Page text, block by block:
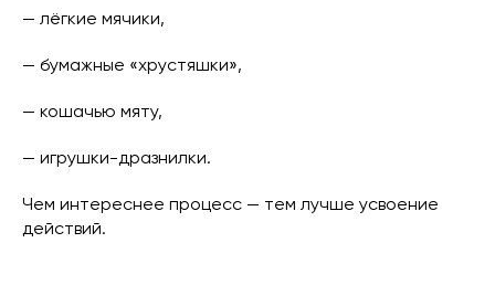
— лёгкие мячики,
— бумажные «хрустяшки»,
— кошачью мяту,
— игрушки-дразнилки.
Чем интереснее процесс — тем лучше усвоение
действий.